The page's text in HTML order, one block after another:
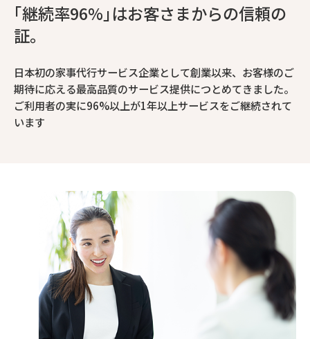
｢継続率96%｣はお客さまからの信頼の
証。
日本初の家事代行サービス企業として創業以来、お客様のご
期待に応える最高品質のサービス提供につとめてきました。
ご利用者の実に96%以上が1年以上サービスをご継続されて
います